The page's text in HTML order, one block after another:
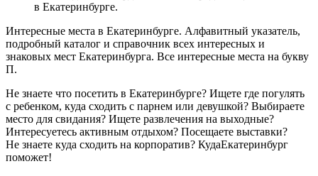
в Екатеринбурге.
Интересные места в Екатеринбурге. Алфавитный указатель,
подробный каталог и справочник всех интересных и
знаковых мест Екатеринбурга. Все интересные места на букву
П.
Не знаете что посетить в Екатеринбурге? Ищете где погулять
с ребенком, куда сходить с парнем или девушкой? Выбираете
место для свидания? Ищете развлечения на выходные?
Интересуетесь активным отдыхом? Посещаете выставки?
Не знаете куда сходить на корпоратив? КудаЕкатеринбург
поможет!